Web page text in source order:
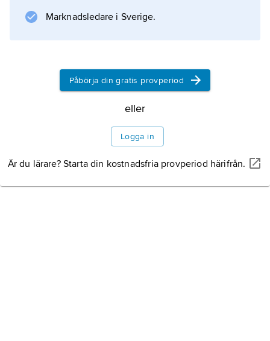
Information om artikeln
Marknadsledare i Sverige.
Påbörja din gratis provperiod
eller
Logga in
Är du lärare? Starta din kostnadsfria provperiod härifrån.